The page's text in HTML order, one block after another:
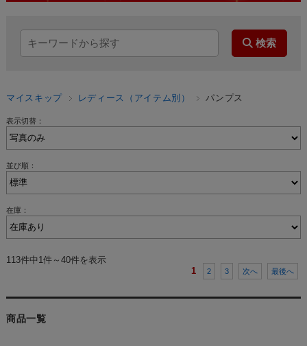
マイスキップ レディース（アイテム別） パンプス
表示切替：
並び順：
在庫：
113件中1件～40件を表示
1
2 3 次へ 最後へ
商品一覧